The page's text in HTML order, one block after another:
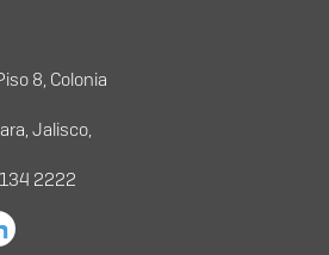
8, Colonia
Jalisco,
2222